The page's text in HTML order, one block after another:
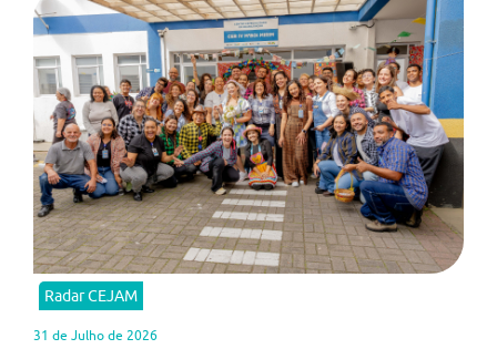
Radar CEJAM
31 de Julho de 2026